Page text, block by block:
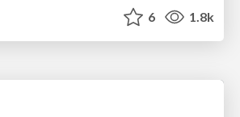
6 1.8k